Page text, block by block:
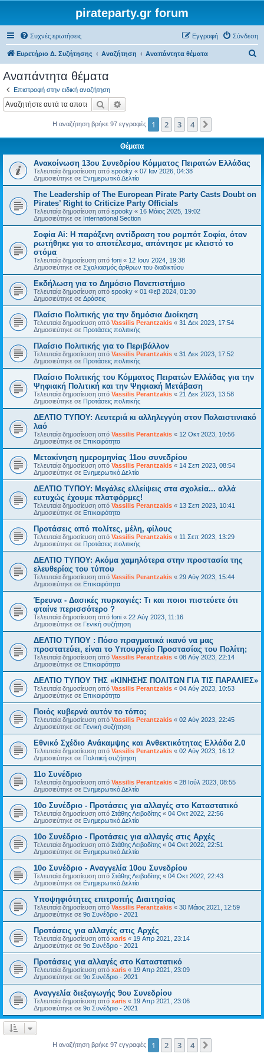
pirateparty.gr forum
Συχνές ερωτήσεις Σύνδεση
Εγγραφή
Ευρετήριο Δ. Συζήτησης Αναζήτηση Αναπάντητα θέματα
η
Αναπάντητα θέματα
Επιστροφή στην ειδική αναζήτηση
Αναζήτηση
Η αναζήτηση βρήκε 97 εγγραφές 1 2 3 4
Θέματα
Ανακοίνωση 13ου Συνεδρίου Κόμματος Πειρατών Ελλάδας
Τελευταία δημοσίευση από spooky « 07 Ιαν 2026, 04:38
Δημοσιεύτηκε σε Ενημερωτικό Δελτίο
The Leadership of The European Pirate Party Casts Doubt on
Pirates’ Right to Criticize Party Officials
Τελευταία δημοσίευση από spooky « 16 Μάιος 2025, 19:02
Δημοσιεύτηκε σε International Section
Σοφία Ai: Η παράξενη αντίδραση του ρομπότ Σοφία, όταν
ρωτήθηκε για το αποτέλεσμα, απάντησε με κλειστό το
στόμα
Τελευταία δημοσίευση από foni « 12 Ιουν 2024, 19:38
Δημοσιεύτηκε σε Σχολιασμός άρθρων του διαδικτύου
Εκδήλωση για το Δημόσιο Πανεπιστήμιο
Τελευταία δημοσίευση από spooky « 01 Φεβ 2024, 01:30
Δημοσιεύτηκε σε Δράσεις
Πλαίσιο Πολιτικής για την δημόσια Διοίκηση
Τελευταία δημοσίευση από Vassilis Perantzakis « 31 Δεκ 2023, 17:54
Δημοσιεύτηκε σε Προτάσεις πολιτικής
Πλαίσιο Πολιτικής για το Περιβάλλον
Τελευταία δημοσίευση από Vassilis Perantzakis « 31 Δεκ 2023, 17:52
Δημοσιεύτηκε σε Προτάσεις πολιτικής
Πλαίσιο Πολιτικής του Κόμματος Πειρατών Ελλάδας για την
Ψηφιακή Πολιτική και την Ψηφιακή Μετάβαση
Τελευταία δημοσίευση από Vassilis Perantzakis « 21 Δεκ 2023, 13:58
Δημοσιεύτηκε σε Προτάσεις πολιτικής
ΔΕΛΤΙΟ ΤΥΠΟΥ: Λευτεριά κι αλληλεγγύη στον Παλαιστινιακό
λαό
Τελευταία δημοσίευση από Vassilis Perantzakis « 12 Οκτ 2023, 10:56
Δημοσιεύτηκε σε Επικαιρότητα
Μετακίνηση ημερομηνίας 11ου συνεδρίου
Τελευταία δημοσίευση από Vassilis Perantzakis « 14 Σεπ 2023, 08:54
Δημοσιεύτηκε σε Ενημερωτικό Δελτίο
ΔΕΛΤΙΟ ΤΥΠΟΥ: Μεγάλες ελλείψεις στα σχολεία... αλλά
ευτυχώς έχουμε πλατφόρμες!
Τελευταία δημοσίευση από Vassilis Perantzakis « 13 Σεπ 2023, 10:41
Δημοσιεύτηκε σε Επικαιρότητα
Προτάσεις από πολίτες, μέλη, φίλους
Τελευταία δημοσίευση από Vassilis Perantzakis « 11 Σεπ 2023, 13:29
Δημοσιεύτηκε σε Προτάσεις πολιτικής
ΔΕΛΤΙΟ ΤΥΠΟΥ: Ακόμα χαμηλότερα στην προστασία της
ελευθερίας του τύπου
Τελευταία δημοσίευση από Vassilis Perantzakis « 29 Αύγ 2023, 15:44
Δημοσιεύτηκε σε Επικαιρότητα
Έρευνα - Δασικές πυρκαγιές: Τι και ποιοι πιστεύετε ότι
φταίνε περισσότερο ?
Τελευταία δημοσίευση από foni « 22 Αύγ 2023, 11:16
Δημοσιεύτηκε σε Γενική συζήτηση
ΔΕΛΤΙΟ ΤΥΠΟΥ : Πόσο πραγματικά ικανό να μας
προστατεύει, είναι το Υπουργείο Προστασίας του Πολίτη;
Τελευταία δημοσίευση από Vassilis Perantzakis « 08 Αύγ 2023, 22:14
Δημοσιεύτηκε σε Επικαιρότητα
ΔΕΛΤΙΟ ΤΥΠΟΥ ΤΗΣ «ΚΙΝΗΣΗΣ ΠΟΛΙΤΩΝ ΓΙΑ ΤΙΣ ΠΑΡΑΛΙΕΣ»
Τελευταία δημοσίευση από Vassilis Perantzakis « 04 Αύγ 2023, 10:53
Δημοσιεύτηκε σε Επικαιρότητα
Ποιός κυβερνά αυτόν το τόπο;
Τελευταία δημοσίευση από Vassilis Perantzakis « 02 Αύγ 2023, 22:45
Δημοσιεύτηκε σε Γενική συζήτηση
Eθνικό Σχέδιο Ανάκαμψης και Ανθεκτικότητας Ελλάδα 2.0
Τελευταία δημοσίευση από Vassilis Perantzakis « 02 Αύγ 2023, 16:12
Δημοσιεύτηκε σε Πολιτική συζήτηση
11o Συνέδριο
Τελευταία δημοσίευση από Vassilis Perantzakis « 28 Ιούλ 2023, 08:55
Δημοσιεύτηκε σε Ενημερωτικό Δελτίο
10ο Συνέδριο - Προτάσεις για αλλαγές στο Καταστατικό
Τελευταία δημοσίευση από Στάθης Λειβαδίτης « 04 Οκτ 2022, 22:56
Δημοσιεύτηκε σε Ενημερωτικό Δελτίο
10ο Συνέδριο - Προτάσεις για αλλαγές στις Αρχές
Τελευταία δημοσίευση από Στάθης Λειβαδίτης « 04 Οκτ 2022, 22:51
Δημοσιεύτηκε σε Ενημερωτικό Δελτίο
10ο Συνέδριο - Αναγγελία 10ου Συνεδρίου
Τελευταία δημοσίευση από Στάθης Λειβαδίτης « 04 Οκτ 2022, 22:43
Δημοσιεύτηκε σε Ενημερωτικό Δελτίο
Υποψηφιότητες επιτροπής Διαιτησίας
Τελευταία δημοσίευση από Vassilis Perantzakis « 30 Μάιος 2021, 12:59
Δημοσιεύτηκε σε 9ο Συνέδριο - 2021
Προτάσεις για αλλαγές στις Αρχές
Τελευταία δημοσίευση από xaris « 19 Απρ 2021, 23:14
Δημοσιεύτηκε σε 9ο Συνέδριο - 2021
Προτάσεις για αλλαγές στο Καταστατικό
Τελευταία δημοσίευση από xaris « 19 Απρ 2021, 23:09
Δημοσιεύτηκε σε 9ο Συνέδριο - 2021
Αναγγελία διεξαγωγής 9ου Συνεδρίου
Τελευταία δημοσίευση από xaris « 19 Απρ 2021, 23:06
Δημοσιεύτηκε σε 9ο Συνέδριο - 2021
Η αναζήτηση βρήκε 97 εγγραφές 1 2 3 4